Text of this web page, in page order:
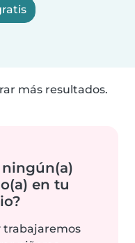
más resultados.
en tu
trabajaremos